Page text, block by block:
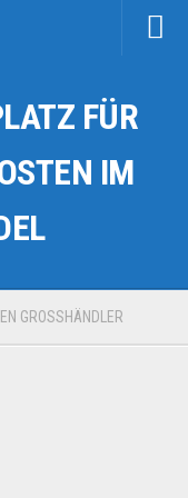
FÜR
IM
GROSSHÄNDLER